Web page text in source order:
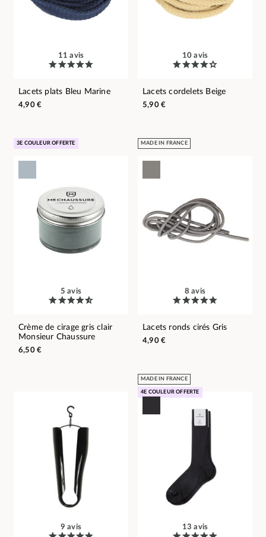
11 avis
Lacets plats Bleu Marine
4,90 €
10 avis
Lacets cordelets Beige
5,90 €
3E COULEUR OFFERTE
5 avis
Crème de cirage gris clair
Monsieur Chaussure
6,50 €
MADE IN FRANCE
8 avis
Lacets ronds cirés Gris
4,90 €
9 avis
MADE IN FRANCE
4E COULEUR OFFERTE
13 avis